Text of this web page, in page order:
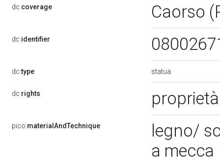
dc:coverage Caorso
dc:identifier
dc:type statua
dc:rights
pico:materialAndTechnique
legno/
a mecca